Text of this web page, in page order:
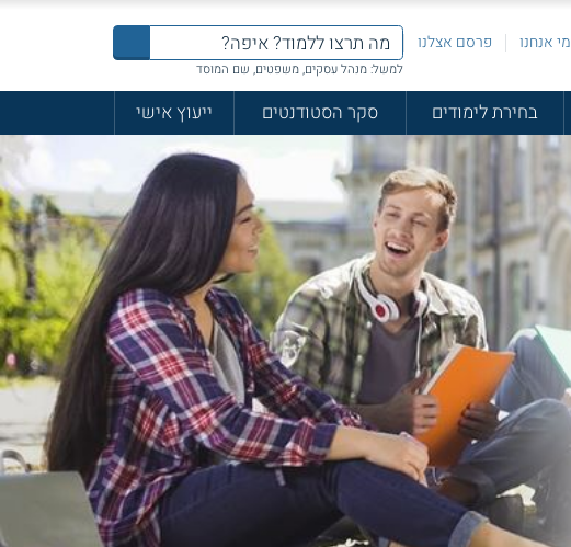
מי אנחנו פרסם אצלנו
למשל: מנהל עסקים, משפטים, שם המוסד
בחירת לימודים סקר הסטודנטים
ייעוץ אישי